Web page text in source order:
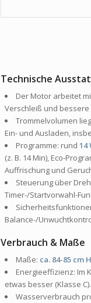
Technische
Der Motor arbeitet
Verschleiß und
Trommelvolumen
Ein- und Ausladen,
Programme: rund14
(z. B. 14 Min), Eco-
Auffrischung und
Steuerung über
Timer-/Startvorwahl-
Balance-/
Verbrauch & Maße
Maße: ca. 84-85 cm
Energieeffizienz: Im
etwas besser (Klasse C).
Wasserverbrauch